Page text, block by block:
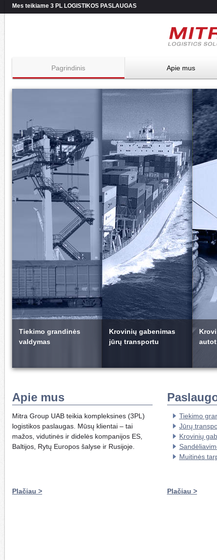
Mes teikiame 3 PL LOGISTIKOS PASLAUGAS
Pagrindinis Apie mus
Tiekimo grandinės
valdymas
Krovinių gabenimas
jūrų transportu
Apie mus
Mitra Group UAB teikia kompleksines (3PL)
logistikos paslaugas. Mūsų klientai – tai
mažos, vidutinės ir didelės kompanijos ES,
Baltijos, Rytų Europos šalyse ir Rusijoje.
Plačiau >
Tiekimo
Jūrų
Krovinių
Muitinės
Plačiau >